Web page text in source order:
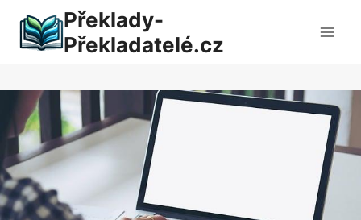
obsah
Překlady-
Překladatelé.cz